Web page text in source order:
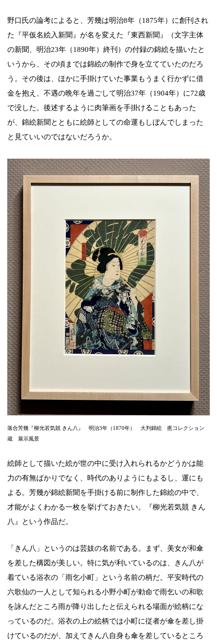
野口氏の論考によると、芳幾は明治8年（1875年）に創刊され
た『平仮名絵入新聞』が名を変えた『東西新聞』（文字主体
の新聞、明治23年（1890年）終刊）の付録の錦絵を描いたと
いうから、その頃までは錦絵の制作で身を立てていたのだろ
う。その後は、ほかに手掛けていた事業もうまく行かずに借
金を抱え、不遇の晩年を過ごして明治37年（1904年）に72歳
で没した。後述するように肉筆画を手掛けることもあった
が、錦絵新聞とともに絵師としての命運もしぼんでしまった
と見ていいのではないだろうか。
落合芳幾『柳光若気競 きん八』 明治3年（1870年） 大判錦絵 悳コレクション
蔵 展示風景
絵師として描いた絵が世の中に受け入れられるかどうかは能
力の有無ばかりでなく、時代のありようにもよるし、運にも
よる。芳幾が錦絵新聞を手掛ける前に制作した錦絵の中で、
才能がよくわかる一枚を挙げておきたい。『柳光若気競 きん
八』という作品だ。
「きん八」というのは芸妓の名前である。まず、美女が和傘
を差した構図が美しい。特に気が利いているのは、きん八が
着ている浴衣の「雨乞小町」という名前の柄だ。平安時代の
六歌仙の一人として知られる小野小町が勅命で雨乞いの和歌
を詠んだところ雨が降り出したと伝えられる場面が絵柄にな
っているのだ。浴衣の上の絵柄では小町に従者が傘を差し掛
けているのだが、加えてきん八自身も傘を差しているところ